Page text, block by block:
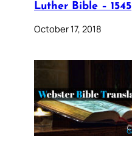
Luther Bible – 1545
October 17, 2018